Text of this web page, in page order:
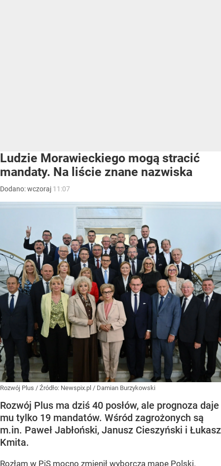
Ludzie Morawieckiego mogą stracić
mandaty. Na liście znane nazwiska
Dodano:wczoraj 11:07
Rozwój Plus / Źródło: Newspix.pl / Damian Burzykowski
Rozwój Plus ma dziś 40 posłów, ale prognoza daje
mu tylko 19 mandatów. Wśród zagrożonych są
m.in. Paweł Jabłoński, Janusz Cieszyński i Łukasz
Kmita.
Rozłam w PiS mocno zmienił wyborczą mapę Polski.